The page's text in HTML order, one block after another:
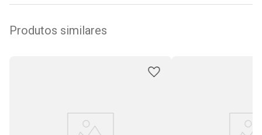
Produtos similares